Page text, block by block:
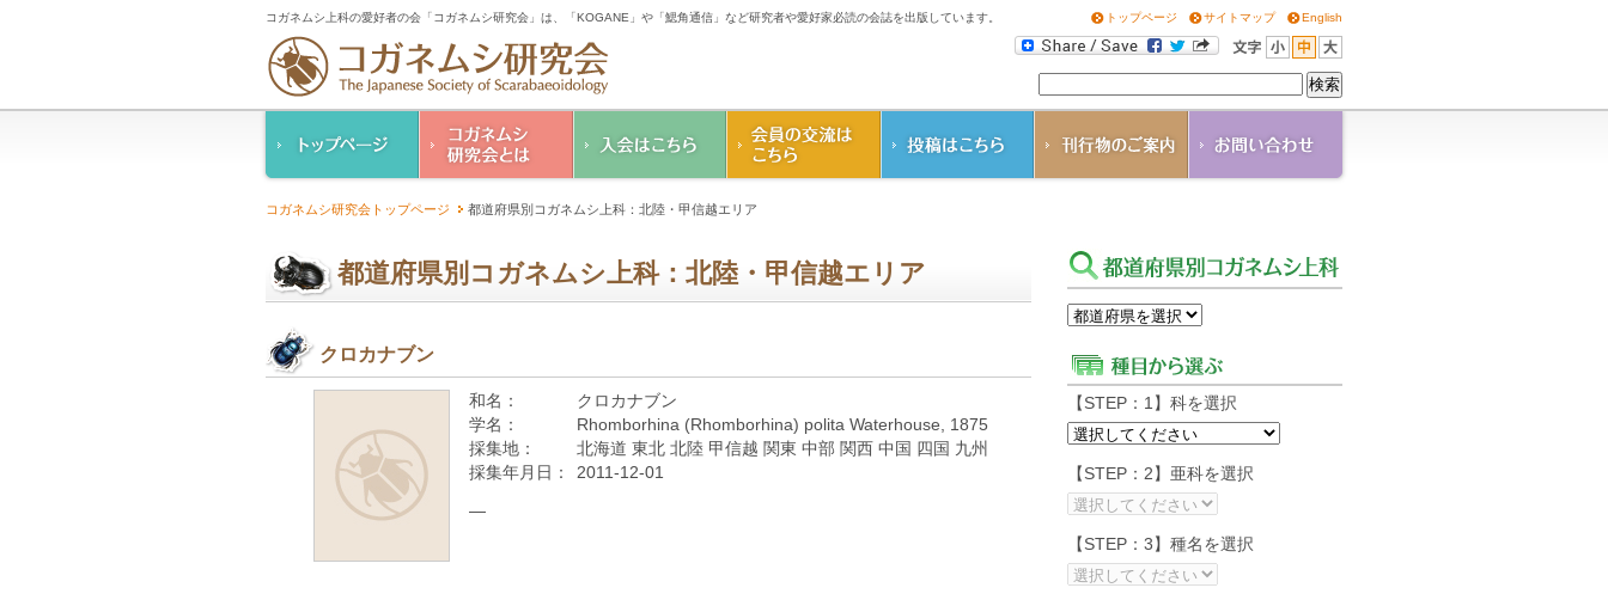
コガネムシ上科の愛好者の会「コガネムシ研究会」は、「KOGANE」や「鰓角通信」など研究者や愛好家必読の会誌を出版しています。 トップページ サイトマップ English
ご案内
幹事紹介
その他の刊行物
ダウンロード
コガネムシ研究会トップページ 都道府県別コガネムシ上科：北陸・甲信越エリア
都道府県別コガネムシ上科：北陸・甲信越エリア
クロカナブン
和名：
クロカナブン
学名：
Rhomborhina (Rhomborhina) polita Waterhouse, 1875
採集地：
北海道 東北 北陸 甲信越 関東 中部 関西 中国 四国 九州
採集年月日：
2011-12-01
—
【STEP：1】科を選択
【STEP：2】亜科を選択
【STEP：3】種名を選択